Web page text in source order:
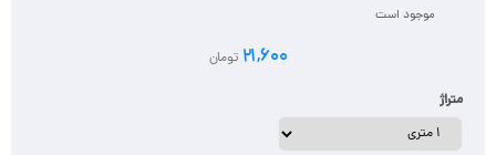
رنگ بندی: آبی، نارنجی، شفاف، قرمز، سبز، زرد، مشکی
موجود است
21,600 تومان
متراژ